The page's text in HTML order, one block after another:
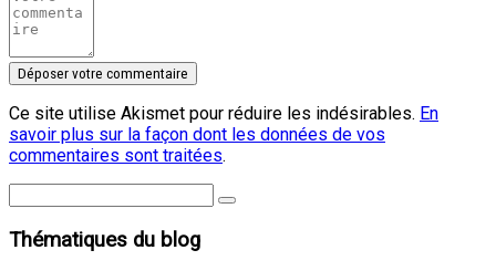
Ce site utilise Akismet pour réduire les indésirables. En
savoir plus sur la façon dont les données de vos
commentaires sont traitées.
Thématiques du blog